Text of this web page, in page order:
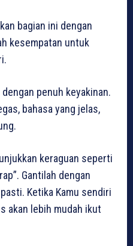
bagian ini dengan
kesempatan untuk
penuh keyakinan.
bahasa yang jelas,
keraguan seperti
Gantilah dengan
Ketika Kamu sendiri
akan lebih mudah ikut